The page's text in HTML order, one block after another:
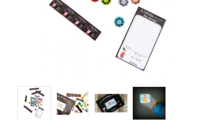
MARCAS